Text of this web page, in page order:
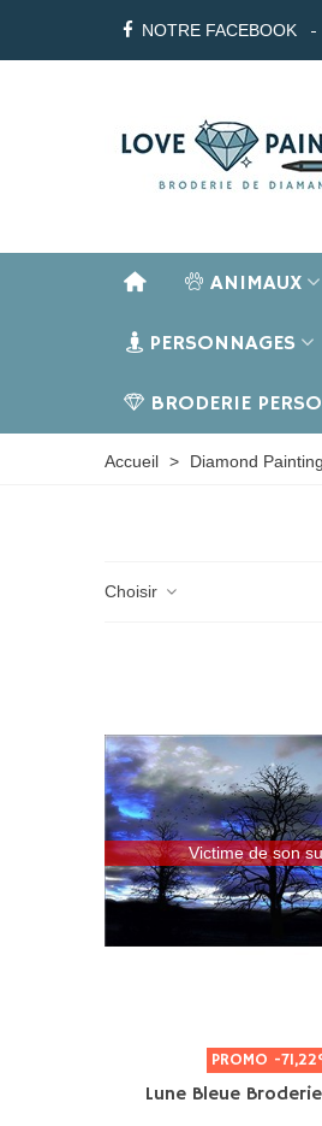
NOTRE FACEBOOK
ANIMAUX
PERSONNAGES
BRODERIE
Accueil > Diamond
Choisir
Victime de son
PROMO -
Lune Bleue